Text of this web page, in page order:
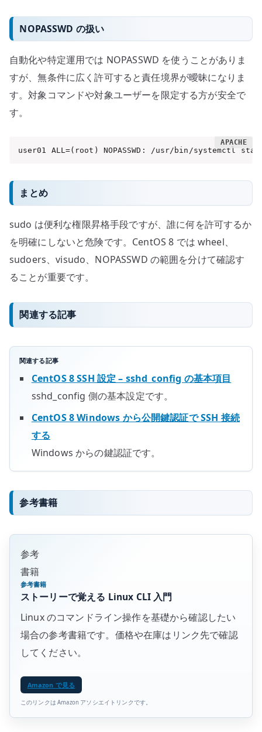
NOPASSWD の扱い
自動化や特定運用では NOPASSWD を使うことがありま
すが、無条件に広く許可すると責任境界が曖昧になりま
す。対象コマンドや対象ユーザーを限定する方が安全で
す。
user01 ALL=(root) NOPASSWD: /usr/bin/systemctl
まとめ
sudo は便利な権限昇格手段ですが、誰に何を許可するか
を明確にしないと危険です。CentOS 8 では wheel、
sudoers、visudo、NOPASSWD の範囲を分けて確認す
ることが重要です。
関連する記事
関連する記事
CentOS 8 SSH 設定 – sshd_config の基本項目
sshd_config 側の基本設定です。
CentOS 8 Windows から公開鍵認証で SSH 接続
する
Windows からの鍵認証です。
参考書籍
参考
書籍
参考書籍
ストーリーで覚える Linux CLI 入門
Linux のコマンドライン操作を基礎から確認したい
場合の参考書籍です。価格や在庫はリンク先で確認
してください。
Amazon で見る
このリンクは Amazon アソシエイトリンクです。